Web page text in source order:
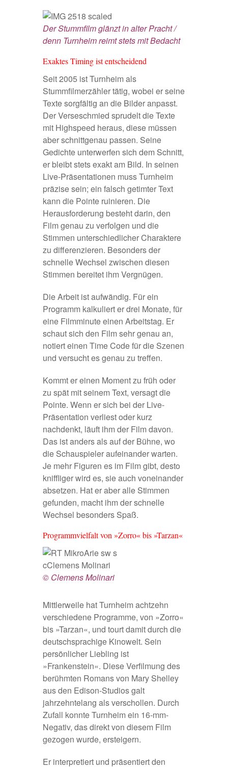
Der Stummfilm glänzt in alter Pracht /
denn Turnheim reimt stets mit Bedacht
Exaktes Timing ist entscheidend
Seit 2005 ist Turnheim als
Stummfilmerzähler tätig, wobei er seine
Texte sorgfältig an die Bilder anpasst.
Der Verseschmied sprudelt die Texte
mit Highspeed heraus, diese müssen
aber schnittgenau passen. Seine
Gedichte unterwerfen sich dem Schnitt,
er bleibt stets exakt am Bild. In seinen
Live-Präsentationen muss Turnheim
präzise sein; ein falsch getimter Text
kann die Pointe ruinieren. Die
Herausforderung besteht darin, den
Film genau zu verfolgen und die
Stimmen unterschiedlicher Charaktere
zu differenzieren. Besonders der
schnelle Wechsel zwischen diesen
Stimmen bereitet ihm Vergnügen.
Die Arbeit ist aufwändig. Für ein
Programm kalkuliert er drei Monate, für
eine Filmminute einen Arbeitstag. Er
schaut sich den Film sehr genau an,
notiert einen Time Code für die Szenen
und versucht es genau zu treffen.
Kommt er einen Moment zu früh oder
zu spät mit seinem Text, versagt die
Pointe. Wenn er sich bei der Live-
Präsentation verliest oder kurz
nachdenkt, läuft ihm der Film davon.
Das ist anders als auf der Bühne, wo
die Schauspieler aufeinander warten.
Je mehr Figuren es im Film gibt, desto
kniffliger wird es, sie auch voneinander
absetzen. Hat er aber alle Stimmen
gefunden, macht ihm der schnelle
Wechsel besonders Spaß.
Programmvielfalt von »Zorro« bis »Tarzan«
© Clemens Molinari
Mittlerweile hat Turnheim achtzehn
verschiedene Programme, von »Zorro«
bis »Tarzan«, und tourt damit durch die
deutschsprachige Kinowelt. Sein
persönlicher Liebling ist
»Frankenstein«. Diese Verfilmung des
berühmten Romans von Mary Shelley
aus den Edison-Studios galt
jahrzehntelang als verschollen. Durch
Zufall konnte Turnheim ein 16-mm-
Negativ, das direkt von diesem Film
gezogen wurde, ersteigern.
Er interpretiert und präsentiert den